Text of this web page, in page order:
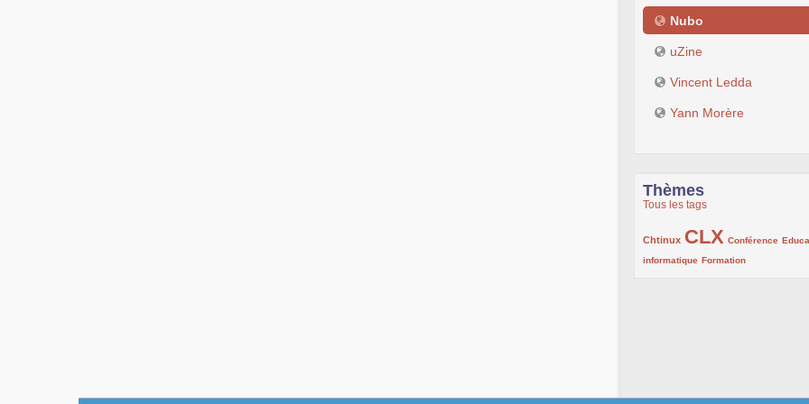
Nubo
uZine
Vincent Ledda
Yann Morère
Thèmes
Tous les tags
Chtinux
222/1002CLX
1002/1002 Conférence
132/1002
informatique
119/1002 Formation
168/1002